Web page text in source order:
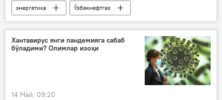
энергетика
Ўзбекнефтгаз
Энергетика вазирлиги
Жамият
Хантавирус янги пандемияга сабаб
бўладими? Олимлар изоҳи
14 Май, 09:20